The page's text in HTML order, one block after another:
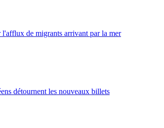
l'afflux de migrants arrivant par la mer
détournent les nouveaux billets